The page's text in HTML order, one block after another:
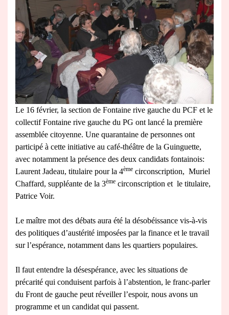
Le 16 février, la section de Fontaine rive gauche du PCF et le
collectif Fontaine rive gauche du PG ont lancé la première
assemblée citoyenne. Une quarantaine de personnes ont
participé à cette initiative au café-théâtre de la Guinguette,
avec notamment la présence des deux candidats fontainois:
Laurent Jadeau, titulaire pour la 4ème circonscription, Muriel
Chaffard, suppléante de la 3ème circonscription et le titulaire,
Patrice Voir.
Le maître mot des débats aura été la désobéissance vis-à-vis
des politiques d’austérité imposées par la finance et le travail
sur l’espérance, notamment dans les quartiers populaires.
Il faut entendre la désespérance, avec les situations de
précarité qui conduisent parfois à l’abstention, le franc-parler
du Front de gauche peut réveiller l’espoir, nous avons un
programme et un candidat qui passent.